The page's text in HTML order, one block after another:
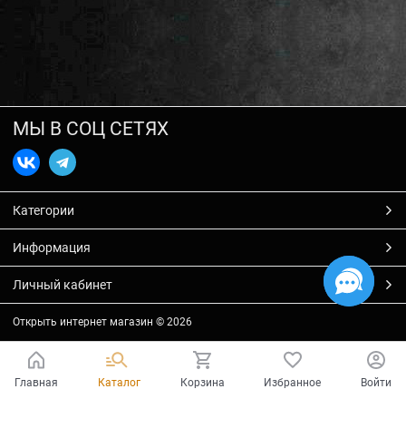
МЫ В СОЦ СЕТЯХ
Категории
Информация
Личный кабинет
Открыть интернет магазин © 2026
Главная Каталог Корзина Избранное Войти